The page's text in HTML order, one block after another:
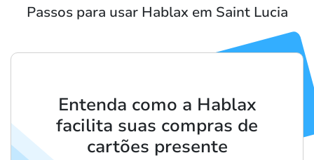
Passos para usar Hablax em Saint Lucia
Entenda como a Hablax
facilita suas compras de
cartões presente